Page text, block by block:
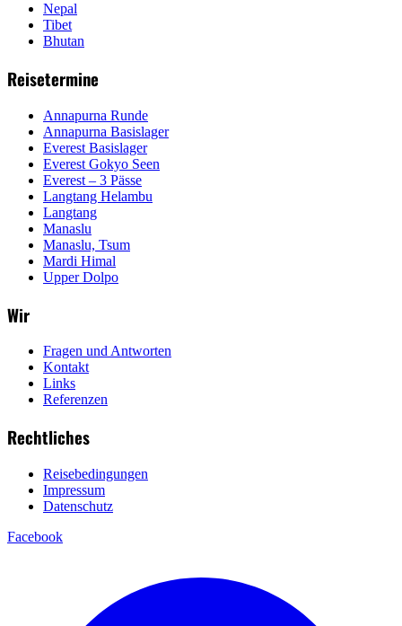
Nepal
Tibet
Bhutan
Reisetermine
Annapurna Runde
Annapurna Basislager
Everest Basislager
Everest Gokyo Seen
Everest – 3 Pässe
Langtang Helambu
Langtang
Manaslu
Manaslu, Tsum
Mardi Himal
Upper Dolpo
Wir
Fragen und Antworten
Kontakt
Links
Referenzen
Rechtliches
Reisebedingungen
Impressum
Datenschutz
Facebook